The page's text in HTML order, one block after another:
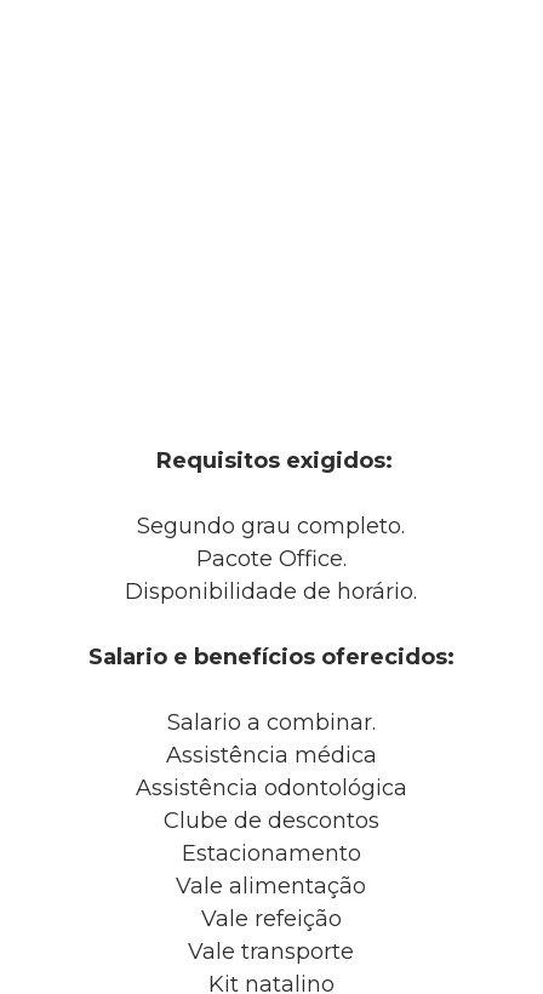
Requisitos exigidos:
Segundo grau completo.
Pacote Office.
Disponibilidade de horário.
Salario e benefícios oferecidos:
Salario a combinar.
Assistência médica
Assistência odontológica
Clube de descontos
Estacionamento
Vale alimentação
Vale refeição
Vale transporte
Kit natalino